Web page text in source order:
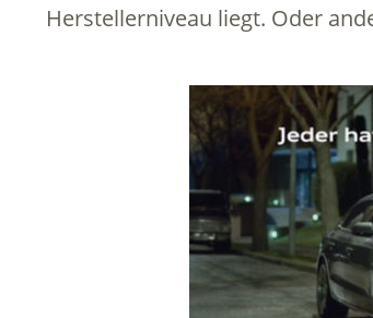
Herstellerniveau liegt. Oder